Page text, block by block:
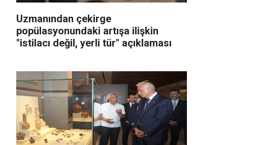
Uzmanından çekirge
popülasyonundaki artışa ilişkin
"istilacı değil, yerli tür" açıklaması